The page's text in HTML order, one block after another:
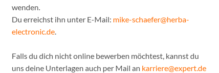
wenden.
Du erreichst ihn unter E-Mail: mike-schaefer@herba-
electronic.de
Falls du dich nicht online bewerben möchtest, kannst du
uns deine Unterlagen auch per Mail an karriere@expert.de